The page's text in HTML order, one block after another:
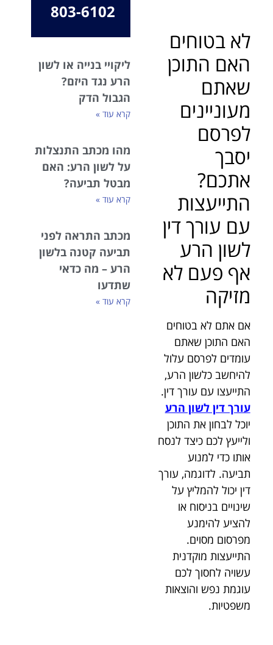
לא בטוחים
האם התוכן
שאתם
מעוניינים
לפרסם
יסבך
אתכם?
התייעצות
עם עורך דין
לשון הרע
אף פעם לא
מזיקה
אם אתם לא בטוחים
האם התוכן שאתם
עומדים לפרסם עלול
להיחשב כלשון הרע,
התייעצו עם עורך דין.
עורך דין לשון הרע
יוכל לבחון את התוכן
ולייעץ לכם כיצד לנסח
אותו כדי למנוע
תביעה. לדוגמה, עורך
דין יכול להמליץ על
שינויים בניסוח או
להציע להימנע
מפרסום מסוים.
התייעצות מוקדנית
עשויה לחסוך לכם
עוגמת נפש והוצאות
משפטיות.
803-6102
ליקויי בנייה או לשון
הרע נגד היזם?
הגבול הדק
קרא עוד »
מהו מכתב התנצלות
על לשון הרע: האם
מבטל תביעה?
קרא עוד »
מכתב התראה לפני
תביעה קטנה בלשון
הרע – מה כדאי
שתדעו
קרא עוד »